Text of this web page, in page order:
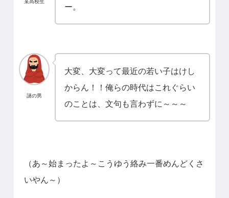
ー。
謎の男
大変、大変って最近の若い子はけし
からん！！俺らの時代はこれぐらい
のことは、文句も言わずに～～～
（あ～始まったよ～こうゆう絡み一番めんどくさ
いやん～）